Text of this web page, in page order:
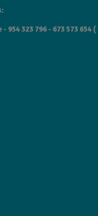
954 323 796 - 673 573 654 (